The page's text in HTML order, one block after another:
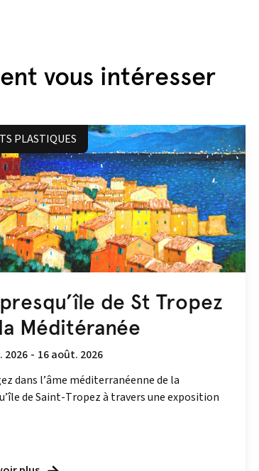
vous intéresser
PLASTIQUES
de St Tropez
Méditéranée
2026 - 16 août. 2026
dans l’âme méditerranéenne de la
de Saint-Tropez à travers une exposition